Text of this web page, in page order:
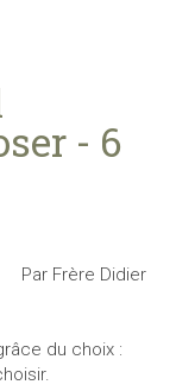
- 6
Par Frère Didier
du choix :